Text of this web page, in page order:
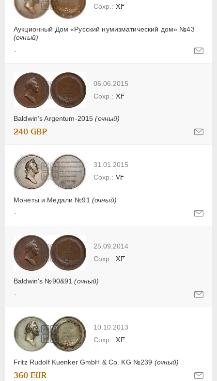
Аукционный Дом «Русский нумизматический дом» №43
(очный)
XF
-
06.06.2015
Baldwin’s Argentum-2015(очный)
XF
240 GBP
31.01.2015
Монеты и Медали №91 (очный)
VF
-
25.09.2014
Baldwin’s №90&91(очный)
XF
-
10.10.2013
Fritz Rudolf Kuenker GmbH & Co. KG №239 (очный)
XF
360 EUR